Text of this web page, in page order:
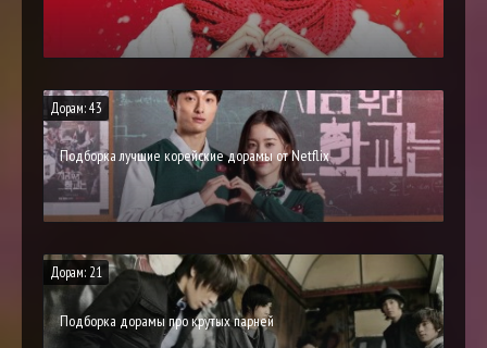
Дорам: 43
Подборка лучшие корейские дорамы от Netflix
Дорам: 21
Подборка дорамы про крутых парней